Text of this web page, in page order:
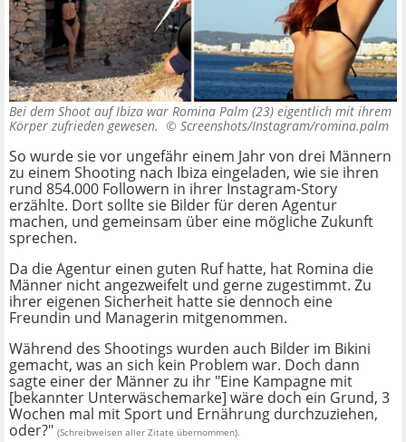
Bei dem Shoot auf Ibiza war Romina Palm (23) eigentlich mit ihrem
Körper zufrieden gewesen. © Screenshots/Instagram/romina.palm
So wurde sie vor ungefähr einem Jahr von drei Männern
zu einem Shooting nach Ibiza eingeladen, wie sie ihren
rund 854.000 Followern in ihrer Instagram-Story
erzählte. Dort sollte sie Bilder für deren Agentur
machen, und gemeinsam über eine mögliche Zukunft
sprechen.
Da die Agentur einen guten Ruf hatte, hat Romina die
Männer nicht angezweifelt und gerne zugestimmt. Zu
ihrer eigenen Sicherheit hatte sie dennoch eine
Freundin und Managerin mitgenommen.
Während des Shootings wurden auch Bilder im Bikini
gemacht, was an sich kein Problem war. Doch dann
sagte einer der Männer zu ihr "Eine Kampagne mit
[bekannter Unterwäschemarke] wäre doch ein Grund, 3
Wochen mal mit Sport und Ernährung durchzuziehen,
oder?" (Schreibweisen aller Zitate übernommen).